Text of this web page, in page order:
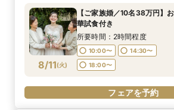
8/11(火)
【ご家族婚／10名38万円】
華試食付き
所要時間：2時間程度
10:00〜
14:30〜
18:00〜
フェアを予約